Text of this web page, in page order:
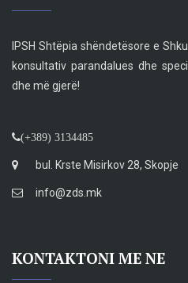
IPSH Shtëpia shëndetësore e
konsultativ parandalues dhe
dhe më gjerë!
(+389) 3134485
bul. Krste Misirkov 28, Skopje
info@zds.mk
KONTAKTONI ME NE